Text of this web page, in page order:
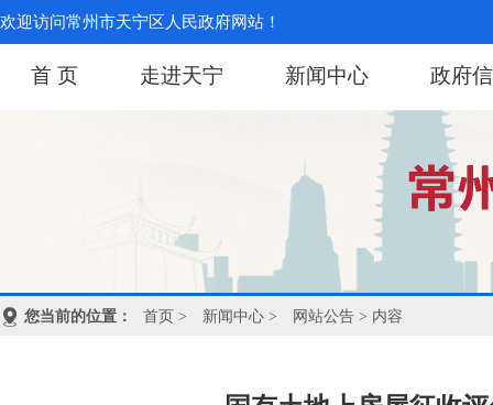
欢迎访问常州市天宁区人民政府网站！
首 页 走进天宁 新闻中心 政府
您当前的位置： 首页 > 新闻中心 > 网站公告 > 内容